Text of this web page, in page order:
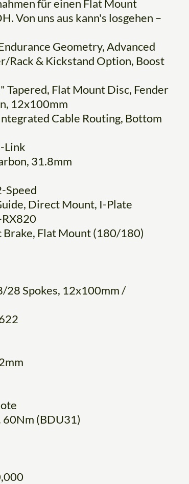
für einen Flat Mount
Von uns aus kann's losgehen –
Geometry, Advanced
Rack & Kickstand Option, Boost
Flat Mount Disc, Fender
12x100mm
Cable Routing, Bottom
Link
31.8mm
Speed
Direct Mount, I-Plate
RX820
Brake, Flat Mount (180/180)
28 Spokes, 12x100mm /
60Nm (BDU31)